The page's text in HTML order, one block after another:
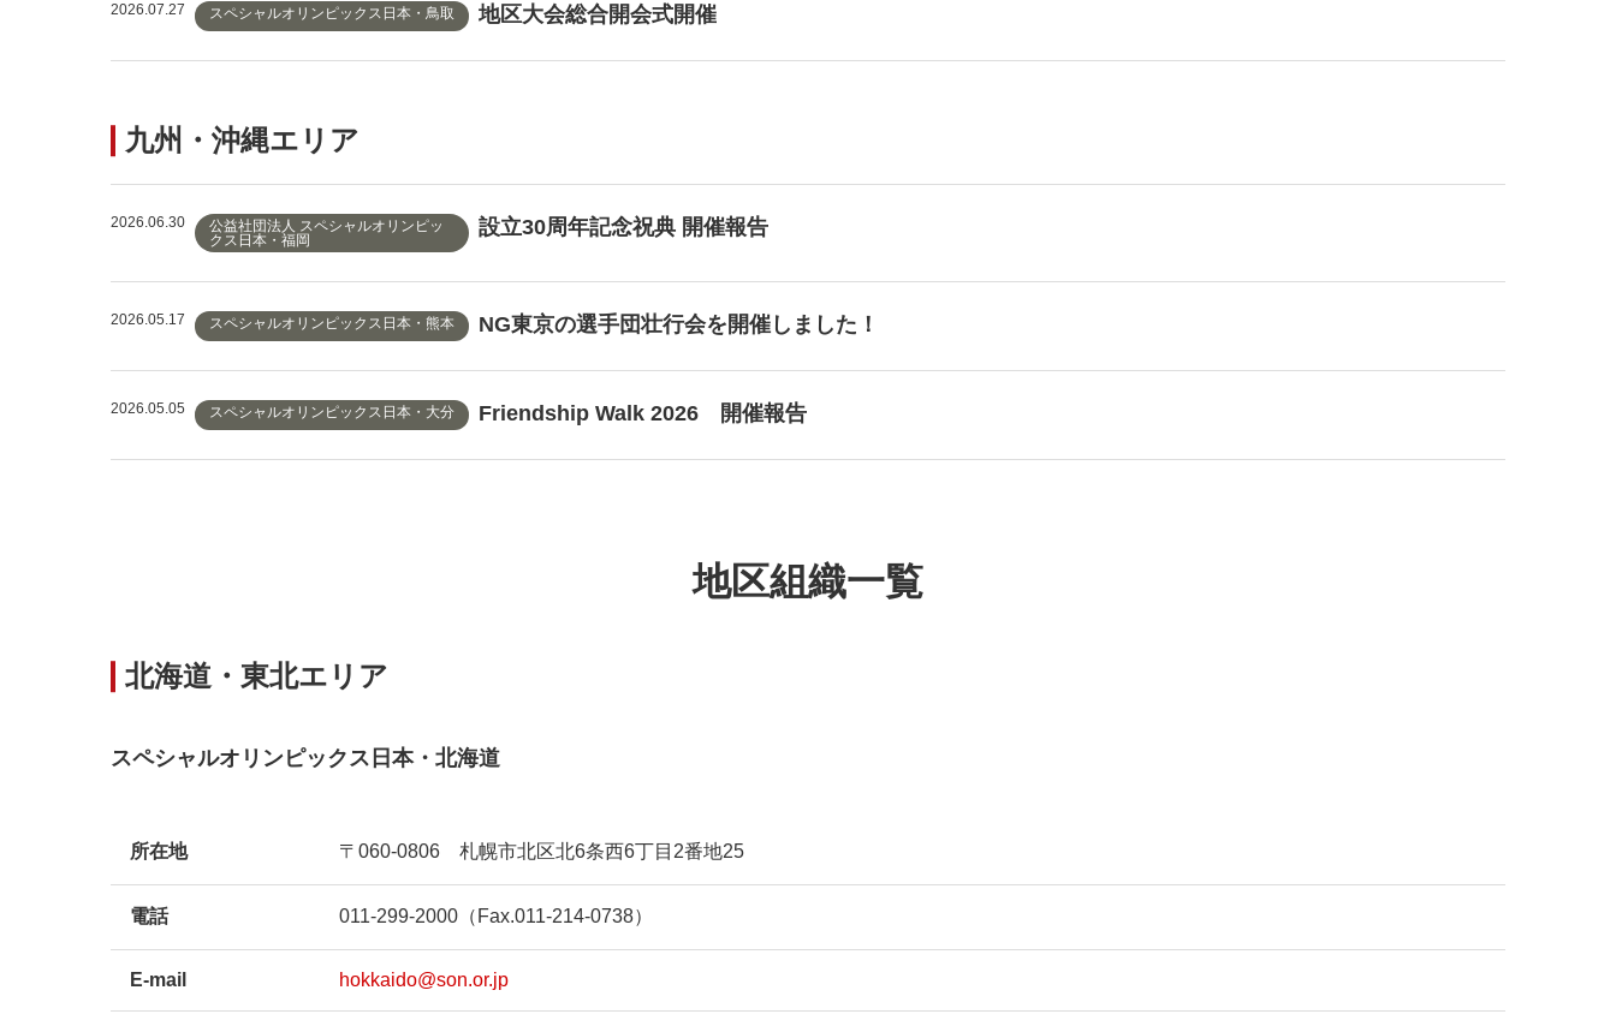
2026.07.27 スペシャルオリンピックス日本・鳥取 地区大会総合開会式開催
九州・沖縄エリア
2026.06.30
公益社団法人 スペシャルオリンピッ
クス日本・福岡
設立30周年記念祝典 開催報告
2026.05.17 スペシャルオリンピックス日本・熊本 NG東京の選手団壮行会を開催しました！
2026.05.05 スペシャルオリンピックス日本・大分 Friendship Walk 2026 開催報告
地区組織一覧
北海道・東北エリア
スペシャルオリンピックス日本・北海道
所在地 〒060-0806 札幌市北区北6条西6丁目2番地25
電話 011-299-2000（Fax.011-214-0738）
E-mail hokkaido@son.or.jp